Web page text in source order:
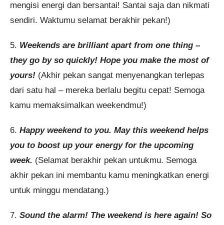
mengisi energi dan bersantai! Santai saja dan nikmati
sendiri. Waktumu selamat berakhir pekan!)
5. Weekends are brilliant apart from one thing –
they go by so quickly! Hope you make the most of
yours! (Akhir pekan sangat menyenangkan terlepas
dari satu hal – mereka berlalu begitu cepat! Semoga
kamu memaksimalkan weekendmu!)
6. Happy weekend to you. May this weekend helps
you to boost up your energy for the upcoming
week. (Selamat berakhir pekan untukmu. Semoga
akhir pekan ini membantu kamu meningkatkan energi
untuk minggu mendatang.)
7. Sound the alarm! The weekend is here again! So